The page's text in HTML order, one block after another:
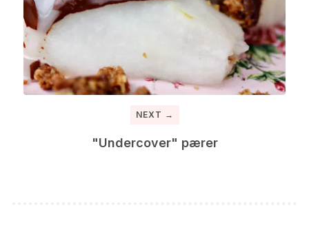
NEXT →
"Undercover" pærer